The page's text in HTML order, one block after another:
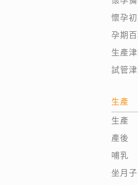
懷孕初
孕期
生產
試管
生產
生產
產後
哺乳
坐月子